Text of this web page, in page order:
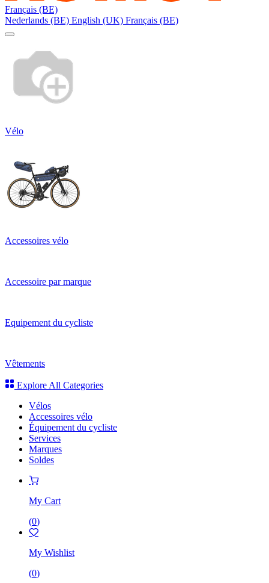
Français (BE)
Nederlands (BE) English (UK) Français (BE)
Vélo
Accessoires vélo
Accessoire par marque
Equipement du cycliste
Vêtements
Explore All Categories
Vélos
Accessoires vélo
Équipement du cycliste
Services
Marques
Soldes
My Cart
(0)
My Wishlist
(0)